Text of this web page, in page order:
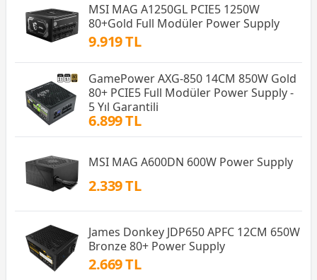
MSI MAG A1250GL PCIE5 1250W
80+Gold Full Modüler Power Supply
9.919 TL
GamePower AXG-850 14CM 850W Gold
80+ PCIE5 Full Modüler Power Supply -
5 Yıl Garantili
6.899 TL
MSI MAG A600DN 600W Power Supply
2.339 TL
James Donkey JDP650 APFC 12CM 650W
Bronze 80+ Power Supply
2.669 TL